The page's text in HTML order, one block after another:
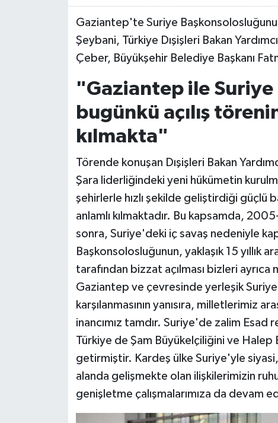
Gaziantep'te Suriye
Şeybani, Türkiye Dışişleri Bakan
Çeber, Büyükşehir Belediye Başkanı
"Gaziantep ile Suriye
bugünkü açılış
kılmakta"
Törende konuşan Dışişleri Bakan
Şara liderliğindeki yeni hükümetin
şehirlerle hızlı şekilde geliştirdiği güçlü
anlamlı kılmaktadır. Bu kapsamda,
sonra, Suriye'deki iç savaş nedeniyle
Başkonsolosluğunun, yaklaşık 15 yıllık
tarafından bizzat açılması bizleri
Gaziantep ve çevresinde yerleşik
karşılanmasının yanısıra, milletlerimiz
inancımız tamdır. Suriye'de zalim Esad
Türkiye de Şam Büyükelçiliğini ve
getirmiştir. Kardeş ülke Suriye'yle
alanda gelişmekte olan ilişkilerimizin
genişletme çalışmalarımıza da devam
Televizyon
Yaşam-Çevre